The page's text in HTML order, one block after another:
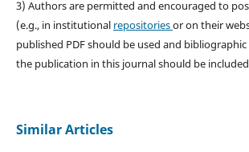
3) Authors are permitted and encouraged to
(e.g., in institutional repositoriesor on their
published PDF should be used and
the publication in this journal should be
Similar Articles